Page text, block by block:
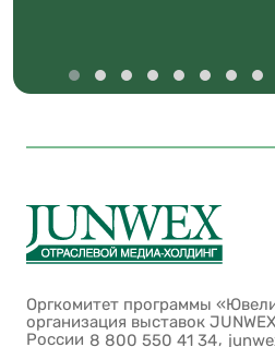
Оргкомитет программы
организация выставок
России 8 800 550 41 34,